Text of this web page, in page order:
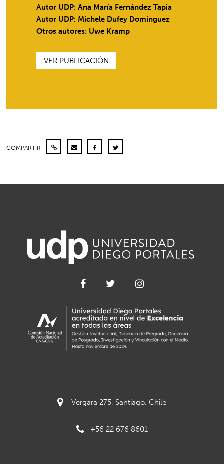
Autor UDP:Ana María Fernández Tapia
Autor UDP: Michele Dufey Domínguez
Otros autores: Uwe Kramp
VER PUBLICACIÓN
COMPARTIR
Vergara 275, Santiago, Chile
+56 22 676 8601